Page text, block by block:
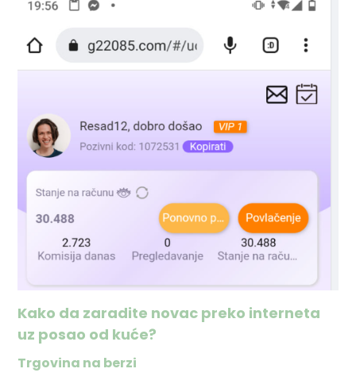
Kako da zaradite novac preko interneta
uz posao od kuće?
Trgovina na berzi